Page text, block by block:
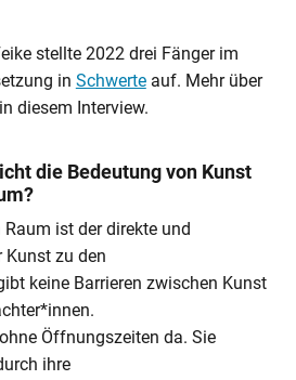
stellte 2022 drei Fänger im
in Schwerteauf. Mehr über
diesem Interview.
die Bedeutung von Kunst
ist der direkte und
Kunst zu den
keine Barrieren zwischen Kunst
Öffnungszeiten da. Sie
ihre